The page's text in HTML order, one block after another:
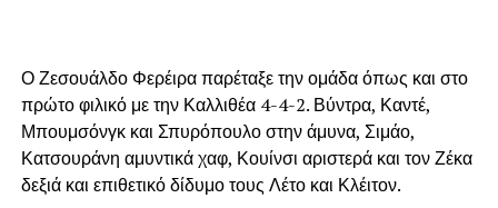
Ο Ζεσουάλδο Φερέιρα παρέταξε την ομάδα όπως και στο
πρώτο φιλικό με την Καλλιθέα 4-4-2. Βύντρα, Καντέ,
Μπουμσόνγκ και Σπυρόπουλο στην άμυνα, Σιμάο,
Κατσουράνη αμυντικά χαφ, Κουίνσι αριστερά και τον Ζέκα
δεξιά και επιθετικό δίδυμο τους Λέτο και Κλέιτον.